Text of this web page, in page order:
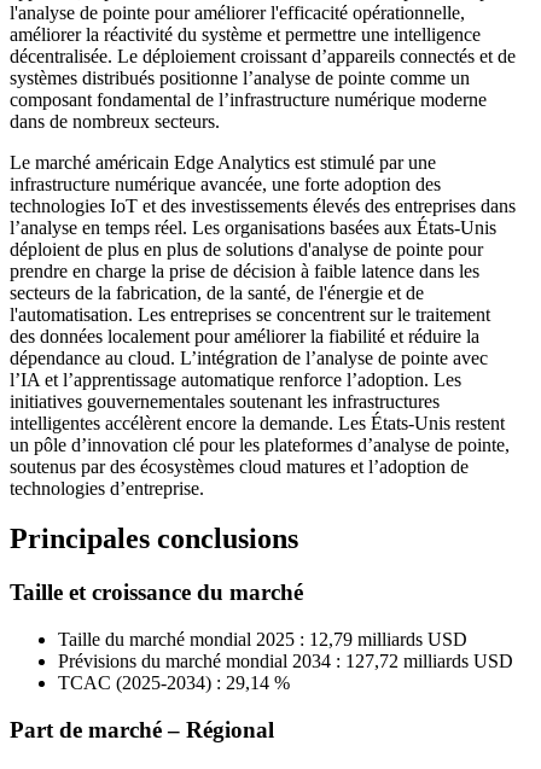
l'analyse de pointe pour améliorer l'efficacité opérationnelle,
améliorer la réactivité du système et permettre une intelligence
décentralisée. Le déploiement croissant d’appareils connectés et de
systèmes distribués positionne l’analyse de pointe comme un
composant fondamental de l’infrastructure numérique moderne
dans de nombreux secteurs.
Le marché américain Edge Analytics est stimulé par une
infrastructure numérique avancée, une forte adoption des
technologies IoT et des investissements élevés des entreprises dans
l’analyse en temps réel. Les organisations basées aux États-Unis
déploient de plus en plus de solutions d'analyse de pointe pour
prendre en charge la prise de décision à faible latence dans les
secteurs de la fabrication, de la santé, de l'énergie et de
l'automatisation. Les entreprises se concentrent sur le traitement
des données localement pour améliorer la fiabilité et réduire la
dépendance au cloud. L’intégration de l’analyse de pointe avec
l’IA et l’apprentissage automatique renforce l’adoption. Les
initiatives gouvernementales soutenant les infrastructures
intelligentes accélèrent encore la demande. Les États-Unis restent
un pôle d’innovation clé pour les plateformes d’analyse de pointe,
soutenus par des écosystèmes cloud matures et l’adoption de
technologies d’entreprise.
Principales conclusions
Taille et croissance du marché
Taille du marché mondial 2025 : 12,79 milliards USD
Prévisions du marché mondial 2034 : 127,72 milliards USD
TCAC (2025-2034) : 29,14 %
Part de marché – Régional